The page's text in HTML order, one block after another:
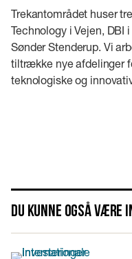
Trekantområdet huser
Technology i Vejen, DBI
Sønder Stenderup. Vi
tiltrække nye afdelinger
teknologiske og
Du kunne også være